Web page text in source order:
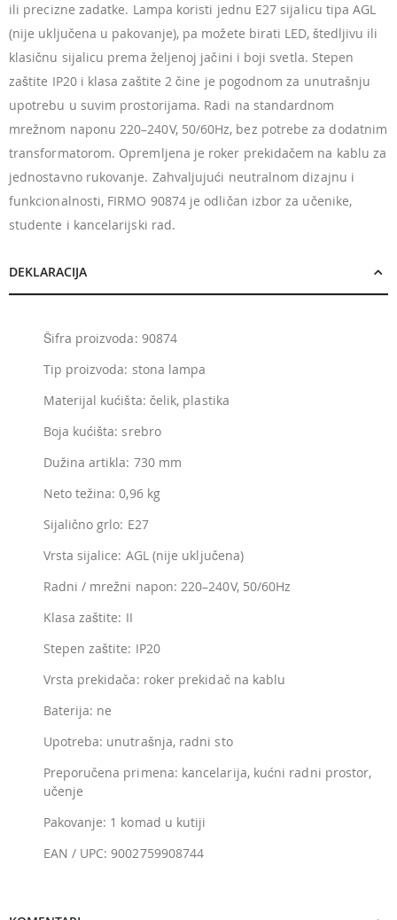
ili precizne zadatke. Lampa koristi jednu E27 sijalicu tipa AGL
(nije uključena u pakovanje), pa možete birati LED, štedljivu ili
klasičnu sijalicu prema željenoj jačini i boji svetla. Stepen
zaštite IP20 i klasa zaštite 2 čine je pogodnom za unutrašnju
upotrebu u suvim prostorijama. Radi na standardnom
mrežnom naponu 220–240V, 50/60Hz, bez potrebe za dodatnim
transformatorom. Opremljena je roker prekidačem na kablu za
jednostavno rukovanje. Zahvaljujući neutralnom dizajnu i
funkcionalnosti, FIRMO 90874 je odličan izbor za učenike,
studente i kancelarijski rad.
DEKLARACIJA
Šifra proizvoda: 90874
Tip proizvoda: stona lampa
Materijal kućišta: čelik, plastika
Boja kućišta: srebro
Dužina artikla: 730 mm
Neto težina: 0,96 kg
Sijalično grlo: E27
Vrsta sijalice: AGL (nije uključena)
Radni / mrežni napon: 220–240V, 50/60Hz
Klasa zaštite: II
Stepen zaštite: IP20
Vrsta prekidača: roker prekidač na kablu
Baterija: ne
Upotreba: unutrašnja, radni sto
Preporučena primena: kancelarija, kućni radni prostor,
učenje
Pakovanje: 1 komad u kutiji
EAN / UPC: 9002759908744